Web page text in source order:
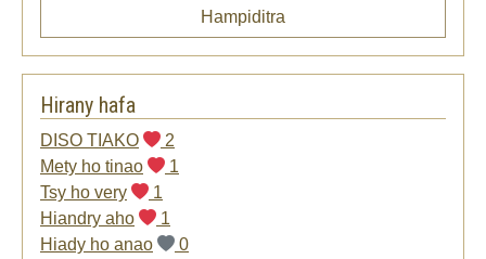
Hampiditra
Hirany hafa
DISO TIAKO
2
Mety ho tinao
1
Tsy ho very
1
Hiandry aho
1
Hiady ho anao
0